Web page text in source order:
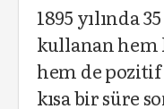
1895 yılında
kullanan hem
hem de pozitif
kısa bir süre